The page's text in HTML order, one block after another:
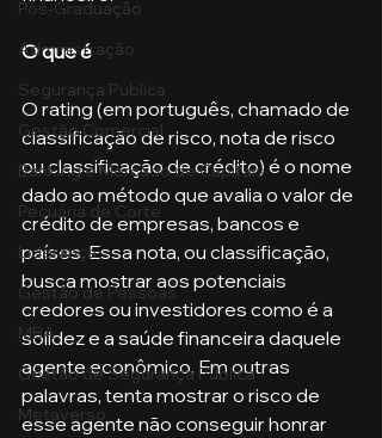
Pós-Graduação
Administração
Segurança Publica
Gestão Comercial
Banking e Mercado de Capitais
Pecuária de Corte
Liderança
Gestão de Pessoas
MBA
Gestão de Segurança Publica
Metaverso
O que é
O rating (em português, chamado de
classificação de risco, nota de risco
ou classificação de crédito) é o nome
dado ao método que avalia o valor de
crédito de empresas, bancos e
países. Essa nota, ou classificação,
busca mostrar aos potenciais
credores ou investidores como é a
solidez e a saúde financeira daquele
agente econômico. Em outras
palavras, tenta mostrar o risco de
esse agente não conseguir honrar